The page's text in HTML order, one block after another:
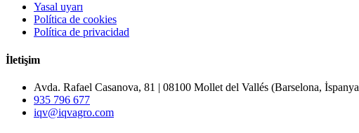
Yasal uyarı
Política de cookies
Política de privacidad
İletişim
Avda. Rafael Casanova, 81 | 08100 Mollet del Vallés (Barselona, İspanya
935 796 677
iqv@iqvagro.com